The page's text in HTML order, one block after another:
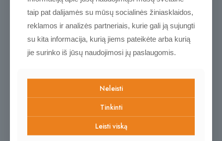
Naujos ir
populiarėjančios prekės
Kviečiame pasižvalgyti
taip pat dalijamės su mūsų socialinės žiniasklaidos,
reklamos ir analizės partneriais, kurie gali ją sujungti
su kita informacija, kurią jiems pateikėte arba kurią
jie surinko iš jūsų naudojimosi jų paslaugomis.
Neleisti
Tinkinti
Leisti viską